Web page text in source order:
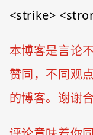
<strike>
本博客是言论
赞同，不同观
的博客。谢谢合